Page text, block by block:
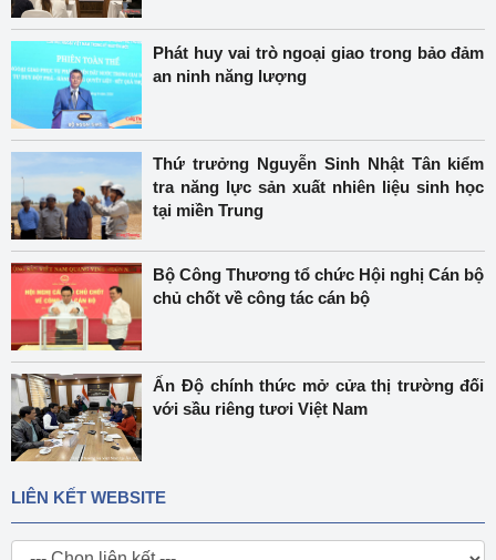
Phát huy vai trò ngoại giao trong bảo đảm
an ninh năng lượng
Thứ trưởng Nguyễn Sinh Nhật Tân kiểm
tra năng lực sản xuất nhiên liệu sinh học
tại miền Trung
Bộ Công Thương tổ chức Hội nghị Cán bộ
chủ chốt về công tác cán bộ
Ấn Độ chính thức mở cửa thị trường đối
với sầu riêng tươi Việt Nam
LIÊN KẾT WEBSITE